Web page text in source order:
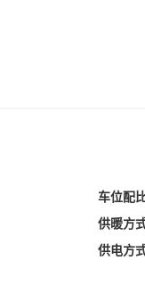
车位配比
供暖方式
供电方式